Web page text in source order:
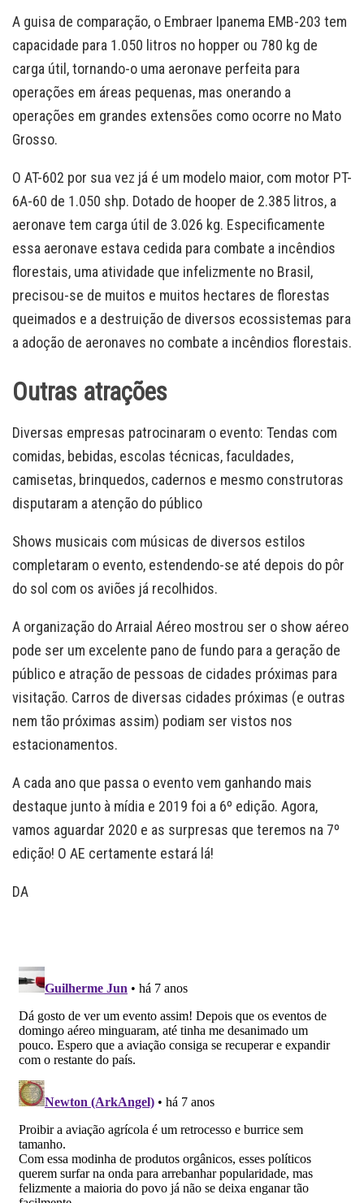
A guisa de comparação, o Embraer Ipanema EMB-203 tem
capacidade para 1.050 litros no hopper ou 780 kg de
carga útil, tornando-o uma aeronave perfeita para
operações em áreas pequenas, mas onerando a
operações em grandes extensões como ocorre no Mato
Grosso.
O AT-602 por sua vez já é um modelo maior, com motor PT-
6A-60 de 1.050 shp. Dotado de hooper de 2.385 litros, a
aeronave tem carga útil de 3.026 kg. Especificamente
essa aeronave estava cedida para combate a incêndios
florestais, uma atividade que infelizmente no Brasil,
precisou-se de muitos e muitos hectares de florestas
queimados e a destruição de diversos ecossistemas para
a adoção de aeronaves no combate a incêndios florestais.
Outras atrações
Diversas empresas patrocinaram o evento: Tendas com
comidas, bebidas, escolas técnicas, faculdades,
camisetas, brinquedos, cadernos e mesmo construtoras
disputaram a atenção do público
Shows musicais com músicas de diversos estilos
completaram o evento, estendendo-se até depois do pôr
do sol com os aviões já recolhidos.
A organização do Arraial Aéreo mostrou ser o show aéreo
pode ser um excelente pano de fundo para a geração de
público e atração de pessoas de cidades próximas para
visitação. Carros de diversas cidades próximas (e outras
nem tão próximas assim) podiam ser vistos nos
estacionamentos.
A cada ano que passa o evento vem ganhando mais
destaque junto à mídia e 2019 foi a 6º edição. Agora,
vamos aguardar 2020 e as surpresas que teremos na 7º
edição! O AE certamente estará lá!
DA